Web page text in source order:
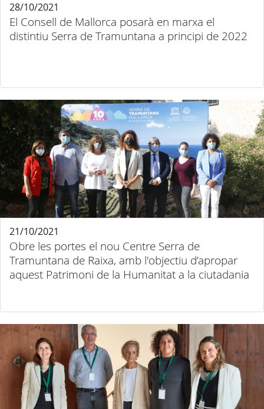
El Consell de Mallorca posarà en marxa el
distintiu Serra de Tramuntana a principi de 2022
28/10/2021
Obre les portes el nou Centre Serra de
Tramuntana de Raixa, amb l'objectiu d’apropar
aquest Patrimoni de la Humanitat a la ciutadania
21/10/2021